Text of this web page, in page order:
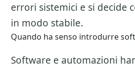
errori sistemici e si decide
in modo stabile.
Quando ha senso introdurre
Software e automazioni